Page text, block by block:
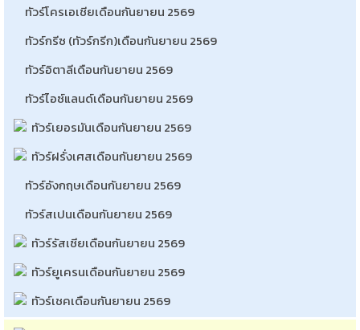
ทัวร์โครเอเชียเดือนกันยายน 2569
ทัวร์กรีซ (ทัวร์กรีก)เดือนกันยายน 2569
ทัวร์อิตาลีเดือนกันยายน 2569
ทัวร์ไอซ์แลนด์เดือนกันยายน 2569
ทัวร์เยอรมันเดือนกันยายน 2569
ทัวร์ฝรั่งเศสเดือนกันยายน 2569
ทัวร์อังกฤษเดือนกันยายน 2569
ทัวร์สเปนเดือนกันยายน 2569
ทัวร์รัสเซียเดือนกันยายน 2569
ทัวร์ยูเครนเดือนกันยายน 2569
ทัวร์เชคเดือนกันยายน 2569